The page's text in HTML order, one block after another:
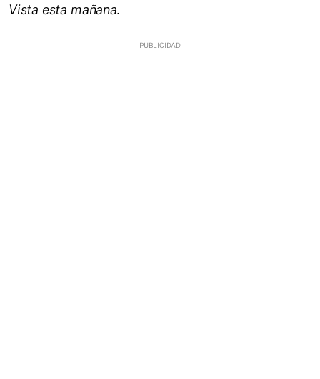
Vista esta mañana.